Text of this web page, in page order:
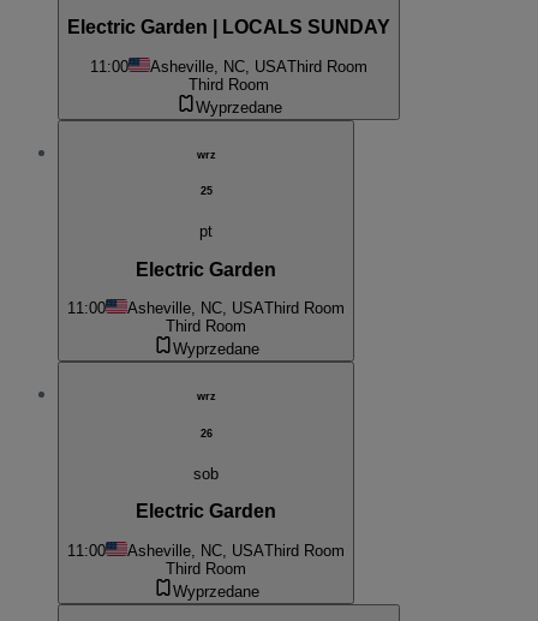
Electric Garden | LOCALS SUNDAY
11:00 Asheville, NC, USAThird Room
Third Room
Wyprzedane
wrz
25
pt
Electric Garden
11:00 Asheville, NC, USAThird Room
Third Room
Wyprzedane
wrz
26
sob
Electric Garden
11:00 Asheville, NC, USAThird Room
Third Room
Wyprzedane